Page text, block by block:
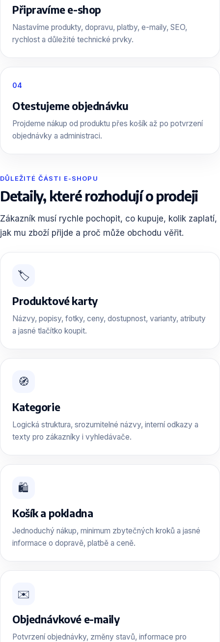
Připravíme e-shop
Nastavíme produkty, dopravu, platby, e-maily, SEO,
rychlost a důležité technické prvky.
04
Otestujeme objednávku
Projdeme nákup od produktu přes košík až po potvrzení
objednávky a administraci.
DŮLEŽITÉ ČÁSTI E-SHOPU
Detaily, které rozhodují o prodeji
Zákazník musí rychle pochopit, co kupuje, kolik zaplatí,
jak mu zboží přijde a proč může obchodu věřit.
🏷️
Produktové karty
Názvy, popisy, fotky, ceny, dostupnost, varianty, atributy
a jasné tlačítko koupit.
🧭
Kategorie
Logická struktura, srozumitelné názvy, interní odkazy a
texty pro zákazníky i vyhledávače.
🛍️
Košík a pokladna
Jednoduchý nákup, minimum zbytečných kroků a jasné
informace o dopravě, platbě a ceně.
✉️
Objednávkové e-maily
Potvrzení objednávky, změny stavů, informace pro